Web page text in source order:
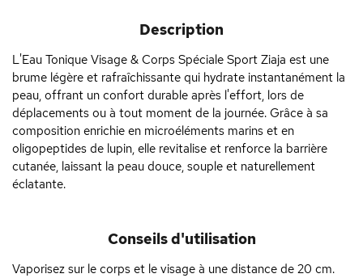
Description
L'Eau Tonique Visage & Corps Spéciale Sport Ziaja est une
brume légère et rafraîchissante qui hydrate instantanément la
peau, offrant un confort durable après l'effort, lors de
déplacements ou à tout moment de la journée. Grâce à sa
composition enrichie en microéléments marins et en
oligopeptides de lupin, elle revitalise et renforce la barrière
cutanée, laissant la peau douce, souple et naturellement
éclatante.
Conseils d'utilisation
Vaporisez sur le corps et le visage à une distance de 20 cm.